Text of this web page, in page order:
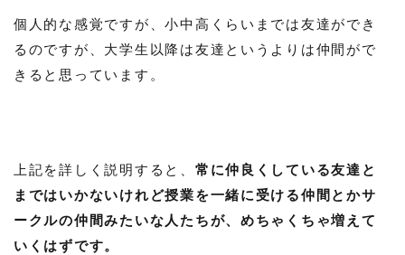
個人的な感覚ですが、小中高くらいまでは友達ができ
るのですが、大学生以降は友達というよりは仲間がで
きると思っています。
上記を詳しく説明すると、 常に仲良くしている友達と
まではいかないけれど授業を一緒に受ける仲間とかサ
ークルの仲間みたいな人たちが、めちゃくちゃ増えて
いくはずです。